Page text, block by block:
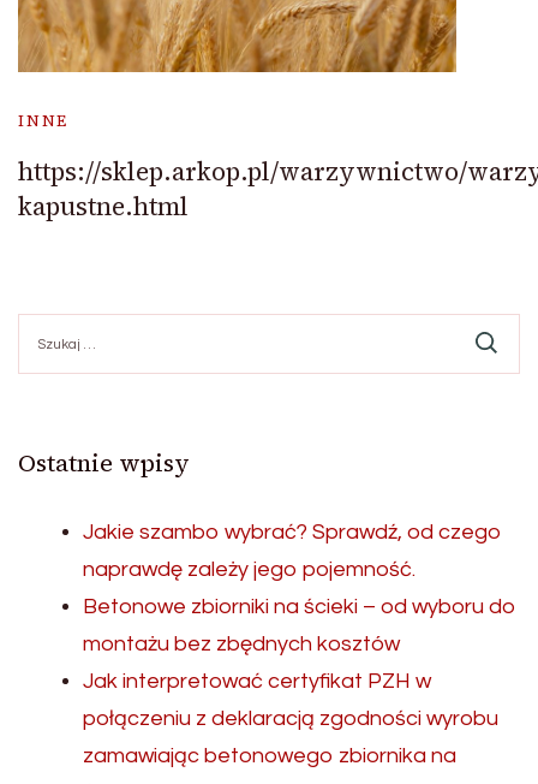
INNE
https://sklep.arkop.pl/warzywnictwo/
kapustne.html
Ostatnie wpisy
Jakie szambo wybrać? Sprawdź, od czego
naprawdę zależy jego pojemność.
Betonowe zbiorniki na ścieki – od wyboru do
montażu bez zbędnych kosztów
Jak interpretować certyfikat PZH w
połączeniu z deklaracją zgodności wyrobu
zamawiając betonowego zbiornika na